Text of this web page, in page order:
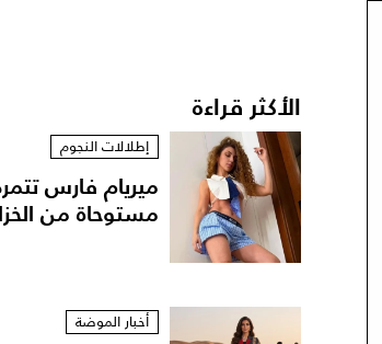
الأكثر قراءة
إطلالات النجوم
ميريام فارس
مستوحاة من
أخبار الموضة